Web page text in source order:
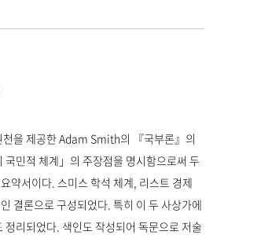
천을 제공한 Adam Smith의 『국부론』의
민적 체계」의 주장점을 명시함으로써 두
약서이다. 스미스 학석 체계, 리스트 경제
결론으로 구성되었다. 특히 이 두 사상가에
리되었다. 색인도 작성되어 독문으로 저술